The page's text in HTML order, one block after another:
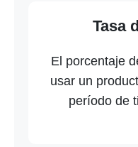
Tasa
El porcentaje
usar un
período de